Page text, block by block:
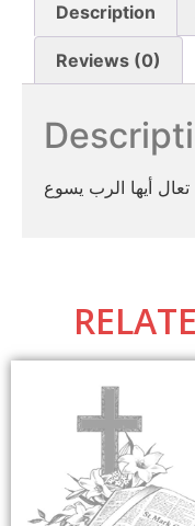
Description
Reviews (0)
تعال أيها الرب يسوع